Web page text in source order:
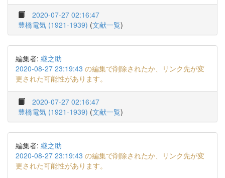
2020-07-27 02:16:47
豊橋電気 (1921-1939) (文献一覧)
編集者: 継之助
2020-08-27 23:19:43 の編集で削除されたか、リンク先が変
更された可能性があります。
2020-07-27 02:16:47
豊橋電気 (1921-1939) (文献一覧)
編集者: 継之助
2020-08-27 23:19:43 の編集で削除されたか、リンク先が変
更された可能性があります。